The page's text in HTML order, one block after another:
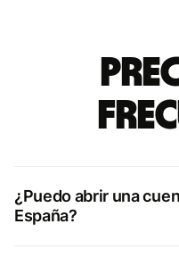
¿Puedo abrir una
España?